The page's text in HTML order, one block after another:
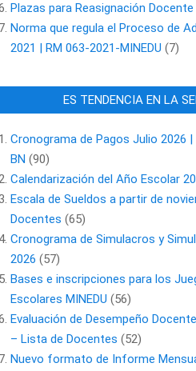
Plazas para Reasignación Docente
Norma que regula el Proceso de
2021 | RM 063-2021-MINEDU (7)
ES TENDENCIA EN LA
Cronograma de Pagos Julio 2026
BN (90)
Calendarización del Año Escolar
Escala de Sueldos a partir de
Docentes (65)
Cronograma de Simulacros y
2026 (57)
Bases e inscripciones para los
Escolares MINEDU (56)
Evaluación de Desempeño
– Lista de Docentes (52)
Nuevo formato de Informe